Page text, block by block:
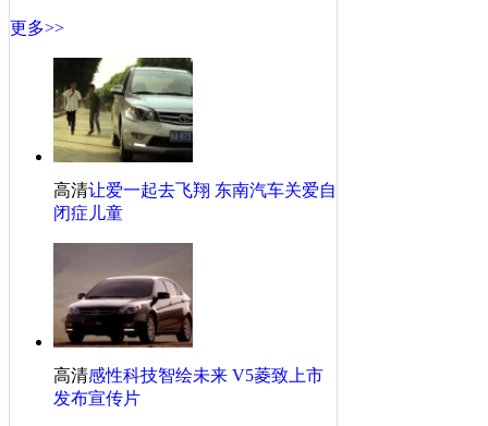
·刚领证的幸福甜蜜与小V一同见证
·妹纸眼中的东南DX3一个很有实力的小鲜肉
·东南得利卡怎么样？-记我的6年用车感受
·东南V5菱致怎么样？-记我的东南V5菱致1年用车真实感
·东南V5菱致怎么样？-记我的东南V5菱致1年用车真实感
·菱悦座椅严重凹陷 4S工作人员说低配车就这样！
更多>>
高清让爱一起去飞翔 东南汽车关爱自
闭症儿童
高清感性科技智绘未来 V5菱致上市
发布宣传片